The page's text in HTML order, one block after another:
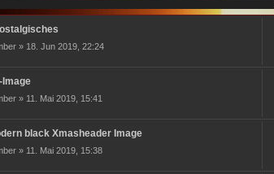
» 18. Jun 2019, 22:24
» 11. Mai 2019, 15:41
black Xmasheader Image
» 11. Mai 2019, 15:38